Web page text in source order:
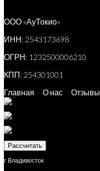
ООО «АуТокио»
ИНН: 2543173698
ОГРН: 1232500006210
КПП: 254301001
Главная
О нас Отзывы
Рассчитать
г. Владивосток